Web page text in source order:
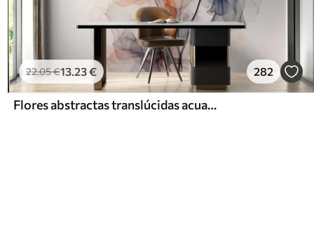
22.05€13.23€ 282
Flores abstractas translúcidas acuarela líquida